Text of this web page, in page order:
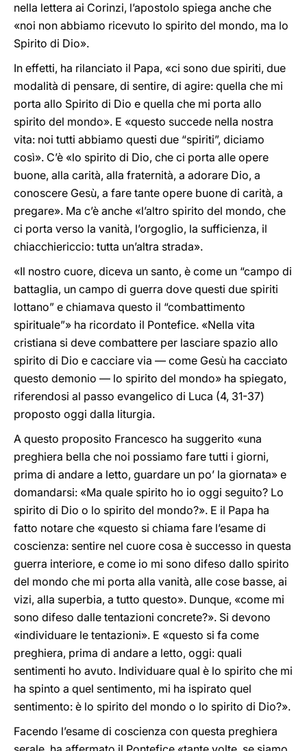
nella lettera ai Corinzi, l’apostolo spiega anche che
«noi non abbiamo ricevuto lo spirito del mondo, ma lo
Spirito di Dio».
In effetti, ha rilanciato il Papa, «ci sono due spiriti, due
modalità di pensare, di sentire, di agire: quella che mi
porta allo Spirito di Dio e quella che mi porta allo
spirito del mondo». E «questo succede nella nostra
vita: noi tutti abbiamo questi due “spiriti”, diciamo
così». C’è «lo spirito di Dio, che ci porta alle opere
buone, alla carità, alla fraternità, a adorare Dio, a
conoscere Gesù, a fare tante opere buone di carità, a
pregare». Ma c’è anche «l’altro spirito del mondo, che
ci porta verso la vanità, l’orgoglio, la sufficienza, il
chiacchiericcio: tutta un’altra strada».
«Il nostro cuore, diceva un santo, è come un “campo di
battaglia, un campo di guerra dove questi due spiriti
lottano” e chiamava questo il “combattimento
spirituale”» ha ricordato il Pontefice. «Nella vita
cristiana si deve combattere per lasciare spazio allo
spirito di Dio e cacciare via — come Gesù ha cacciato
questo demonio — lo spirito del mondo» ha spiegato,
riferendosi al passo evangelico di Luca (4, 31-37)
proposto oggi dalla liturgia.
A questo proposito Francesco ha suggerito «una
preghiera bella che noi possiamo fare tutti i giorni,
prima di andare a letto, guardare un po’ la giornata» e
domandarsi: «Ma quale spirito ho io oggi seguito? Lo
spirito di Dio o lo spirito del mondo?». E il Papa ha
fatto notare che «questo si chiama fare l’esame di
coscienza: sentire nel cuore cosa è successo in questa
guerra interiore, e come io mi sono difeso dallo spirito
del mondo che mi porta alla vanità, alle cose basse, ai
vizi, alla superbia, a tutto questo». Dunque, «come mi
sono difeso dalle tentazioni concrete?». Si devono
«individuare le tentazioni». E «questo si fa come
preghiera, prima di andare a letto, oggi: quali
sentimenti ho avuto. Individuare qual è lo spirito che mi
ha spinto a quel sentimento, mi ha ispirato quel
sentimento: è lo spirito del mondo o lo spirito di Dio?».
Facendo l’esame di coscienza con questa preghiera